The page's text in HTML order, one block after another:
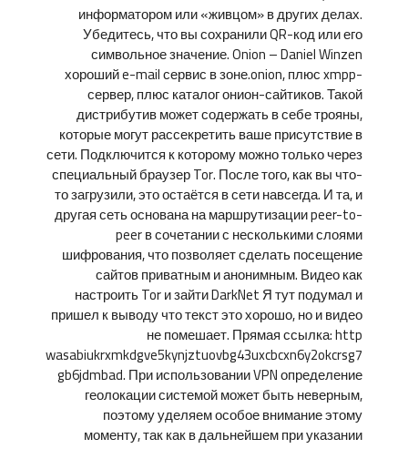
информатором или «живцом» в других делах.
Убедитесь, что вы сохранили QR-код или его
символьное значение. Onion – Daniel Winzen
хороший e-mail сервис в зоне.onion, плюс xmpp-
сервер, плюс каталог онион-сайтиков. Такой
дистрибутив может содержать в себе трояны,
которые могут рассекретить ваше присутствие в
сети. Подключится к которому можно только через
специальный браузер Tor. После того, как вы что-
то загрузили, это остаётся в сети навсегда. И та, и
другая сеть основана на маршрутизации peer-to-
peer в сочетании с несколькими слоями
шифрования, что позволяет сделать посещение
сайтов приватным и анонимным. Видео как
настроить Tor и зайти DarkNet Я тут подумал и
пришел к выводу что текст это хорошо, но и видео
не помешает. Прямая ссылка: http
wasabiukrxmkdgve5kynjztuovbg43uxcbcxn6y2okcrsg7
gb6jdmbad. При использовании VPN определение
геолокации системой может быть неверным,
поэтому уделяем особое внимание этому
моменту, так как в дальнейшем при указании